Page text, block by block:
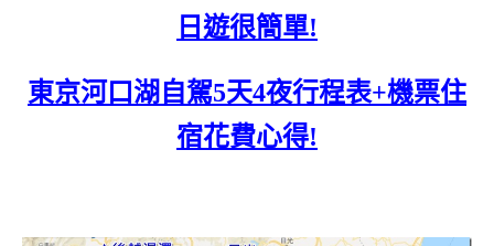
日遊很簡單!
東京河口湖自駕5天4夜行程表+機票住
宿花費心得!